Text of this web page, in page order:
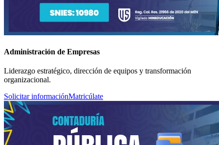
Administración de Empresas
Liderazgo estratégico, dirección de equipos y transformación
organizacional.
Solicitar informaciónMatricúlate